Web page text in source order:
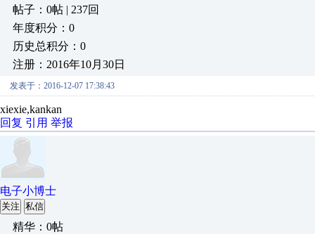
帖子：0帖 | 237回
年度积分：0
历史总积分：0
注册：2016年10月30日
发表于：2016-12-07 17:38:43
xiexie,kankan
回复 引用 举报
电子小博士
关注 私信
精华：0帖